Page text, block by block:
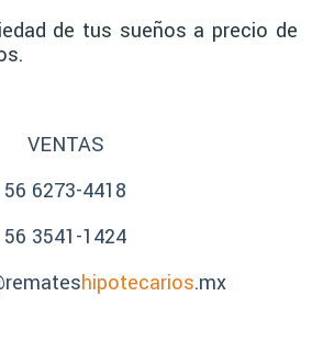
de tus sueños a precio de
VENTAS
56 6273-4418
56 3541-1424
hipotecarios.mx